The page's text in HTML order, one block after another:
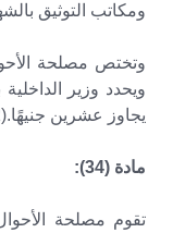
ومكاتب التوثيق
وتختص مصلحة
ويحدد وزير
يجاوز عشرين جنيهًا.(2)
مادة (34):
تقوم مصلحة